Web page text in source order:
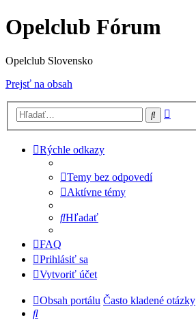
Opelclub Fórum
Opelclub Slovensko
Prejsť na obsah
Hľadať
Rýchle odkazy
Temy bez odpovedí
Aktívne témy
Hľadať
FAQ
Prihlásiť sa
Vytvoriť účet
Obsah portálu Často kladené otázky
Hľadať